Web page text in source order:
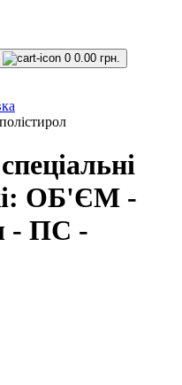
0 0.00 грн.
ОБ'ЄМ -
- ПС -